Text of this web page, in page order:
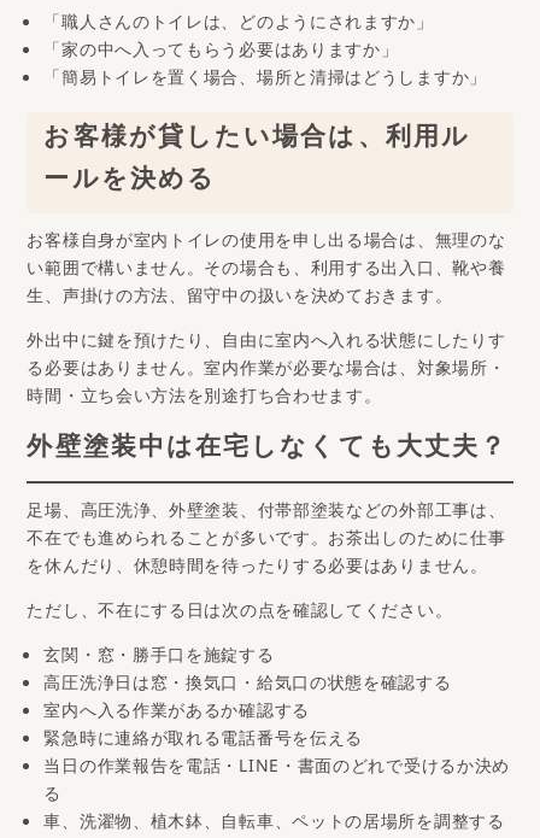
「職人さんのトイレは、どのようにされますか」
「家の中へ入ってもらう必要はありますか」
「簡易トイレを置く場合、場所と清掃はどうしますか」
お客様が貸したい場合は、利用ル
ールを決める
お客様自身が室内トイレの使用を申し出る場合は、無理のな
い範囲で構いません。その場合も、利用する出入口、靴や養
生、声掛けの方法、留守中の扱いを決めておきます。
外出中に鍵を預けたり、自由に室内へ入れる状態にしたりす
る必要はありません。室内作業が必要な場合は、対象場所・
時間・立ち会い方法を別途打ち合わせます。
外壁塗装中は在宅しなくても大丈夫？
足場、高圧洗浄、外壁塗装、付帯部塗装などの外部工事は、
不在でも進められることが多いです。お茶出しのために仕事
を休んだり、休憩時間を待ったりする必要はありません。
ただし、不在にする日は次の点を確認してください。
玄関・窓・勝手口を施錠する
高圧洗浄日は窓・換気口・給気口の状態を確認する
室内へ入る作業があるか確認する
緊急時に連絡が取れる電話番号を伝える
当日の作業報告を電話・LINE・書面のどれで受けるか決め
る
車、洗濯物、植木鉢、自転車、ペットの居場所を調整する